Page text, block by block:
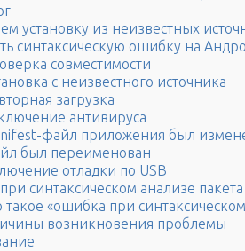
установку из неизвестных
синтаксическую ошибку на
совместимости
с неизвестного источника
загрузка
антивируса
файл приложения был
был переименован
отладки по USB
синтаксическом анализе
такое «ошибка при
возникновения проблемы